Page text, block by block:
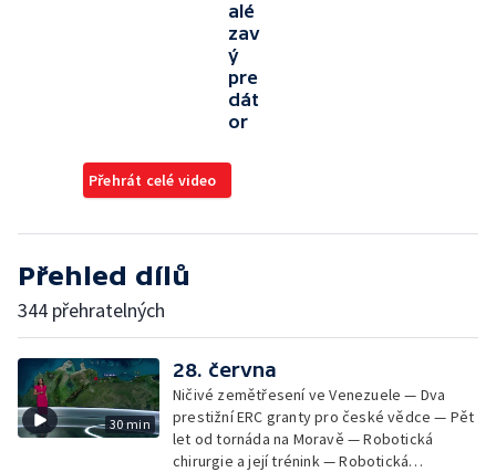
alé
zav
ý
pre
dát
or
Přehrát celé video
Přehled dílů
344 přehratelných
30 min
28. června
Ničivé zemětřesení ve Venezuele — Dva
prestižní ERC granty pro české vědce — Pět
let od tornáda na Moravě — Robotická
chirurgie a její trénink — Robotická